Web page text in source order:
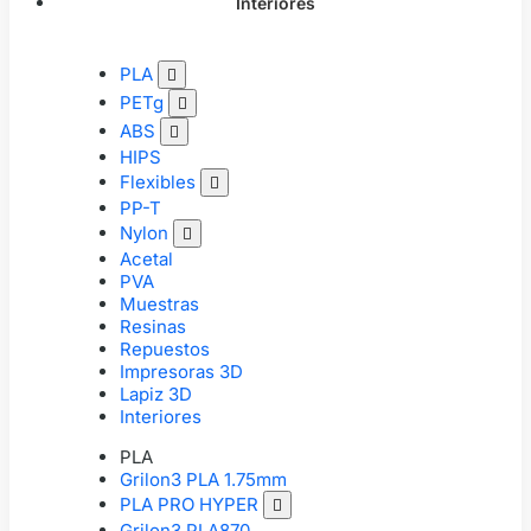
PLA 
PETg 
ABS 
HIPS
Flexibles

PP-T
Nylon

Acetal
PVA
Muestras
Resinas
Repuestos
Impresoras 3D
Lapiz 3D
Interiores
PLA
Grilon3 PLA 1.75mm
PLA PRO HYPER
